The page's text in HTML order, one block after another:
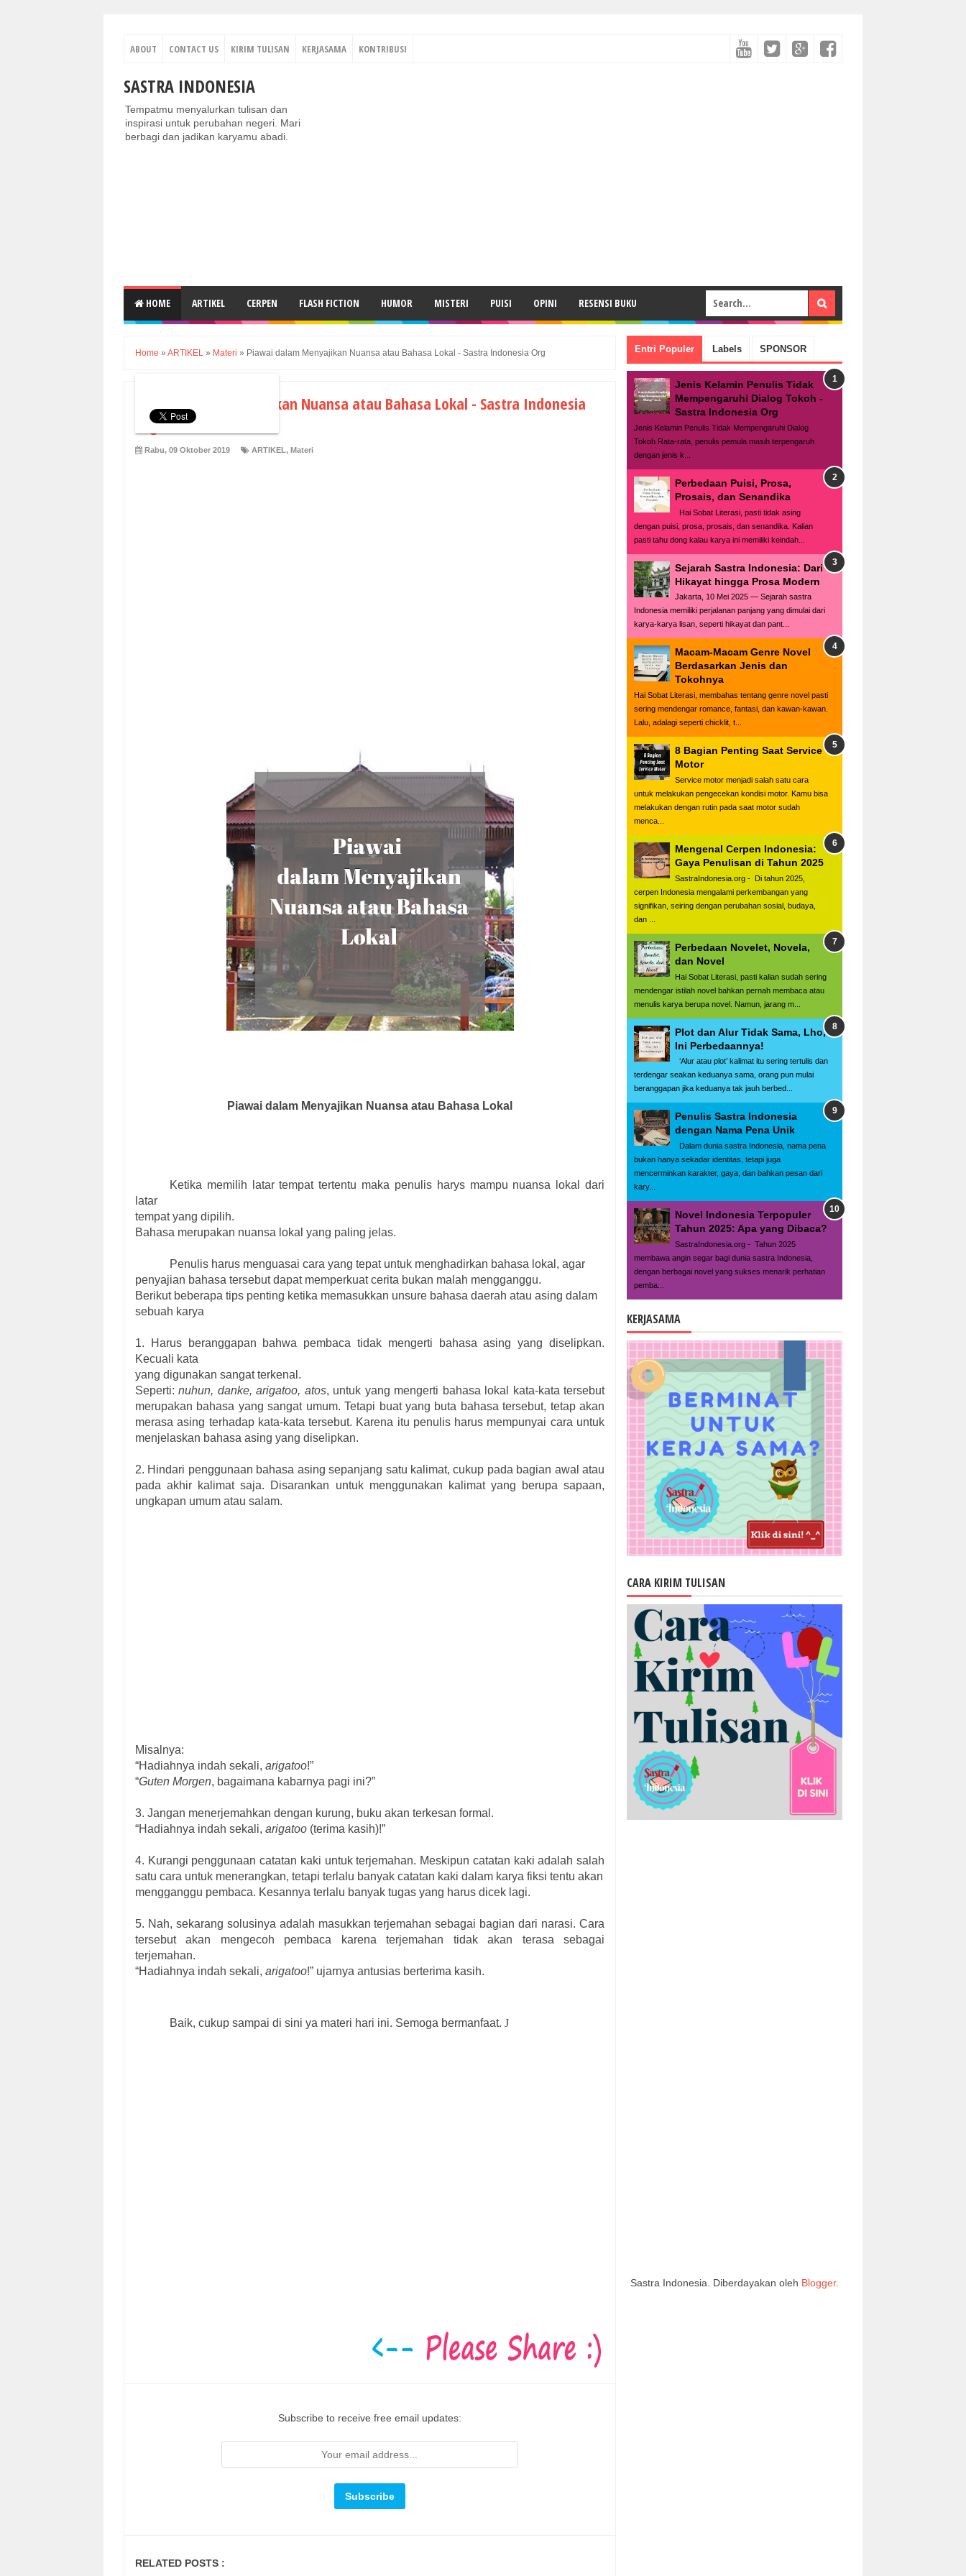
ABOUT CONTACT US KIRIM TULISAN KERJASAMA KONTRIBUSI
SASTRA INDONESIA
Tempatmu menyalurkan tulisan dan
inspirasi untuk perubahan negeri. Mari
berbagi dan jadikan karyamu abadi.
HOME ARTIKEL CERPEN FLASH FICTION HUMOR MISTERI PUISI OPINI RESENSI BUKU
Home » ARTIKEL » Materi » Piawai dalam Menyajikan Nuansa atau Bahasa Lokal - Sastra Indonesia Org
Piawai dalam Menyajikan Nuansa atau Bahasa Lokal - Sastra Indonesia
Org
Rabu, 09 Oktober 2019 ARTIKEL, Materi
Piawai dalam Menyajikan Nuansa atau Bahasa Lokal
Ketika memilih latar tempat tertentu maka penulis harys mampu nuansa lokal dari
latar
tempat yang dipilih.
Bahasa merupakan nuansa lokal yang paling jelas.
Penulis harus menguasai cara yang tepat untuk menghadirkan bahasa lokal, agar
penyajian bahasa tersebut dapat memperkuat cerita bukan malah mengganggu.
Berikut beberapa tips penting ketika memasukkan unsure bahasa daerah atau asing dalam
sebuah karya
1. Harus beranggapan bahwa pembaca tidak mengerti bahasa asing yang diselipkan.
Kecuali kata
yang digunakan sangat terkenal.
Seperti:nuhun, danke, arigatoo, atos, untuk yang mengerti bahasa lokal kata-kata tersebut
merupakan bahasa yang sangat umum. Tetapi buat yang buta bahasa tersebut, tetap akan
merasa asing terhadap kata-kata tersebut. Karena itu penulis harus mempunyai cara untuk
menjelaskan bahasa asing yang diselipkan.
2. Hindari penggunaan bahasa asing sepanjang satu kalimat, cukup pada bagian awal atau
pada akhir kalimat saja. Disarankan untuk menggunakan kalimat yang berupa sapaan,
ungkapan umum atau salam.
Misalnya:
“Hadiahnya indah sekali, arigatoo!”
“Guten Morgen, bagaimana kabarnya pagi ini?”
3. Jangan menerjemahkan dengan kurung, buku akan terkesan formal.
“Hadiahnya indah sekali, arigatoo (terima kasih)!”
4. Kurangi penggunaan catatan kaki untuk terjemahan. Meskipun catatan kaki adalah salah
satu cara untuk menerangkan, tetapi terlalu banyak catatan kaki dalam karya fiksi tentu akan
mengganggu pembaca. Kesannya terlalu banyak tugas yang harus dicek lagi.
5. Nah, sekarang solusinya adalah masukkan terjemahan sebagai bagian dari narasi. Cara
tersebut akan mengecoh pembaca karena terjemahan tidak akan terasa sebagai
terjemahan.
“Hadiahnya indah sekali, arigatoo!” ujarnya antusias berterima kasih.
Baik, cukup sampai di sini ya materi hari ini. Semoga bermanfaat. J
Subscribe to receive free email updates:
RELATED POSTS :
Entri Populer Labels SPONSOR
Jenis Kelamin Penulis Tidak
Mempengaruhi Dialog Tokoh -
Sastra Indonesia Org
Jenis Kelamin Penulis Tidak Mempengaruhi Dialog
Tokoh Rata-rata, penulis pemula masih terpengaruh
dengan jenis k...
Perbedaan Puisi, Prosa,
Prosais, dan Senandika
Hai Sobat Literasi, pasti tidak asing
dengan puisi, prosa, prosais, dan senandika. Kalian
pasti tahu dong kalau karya ini memiliki keindah...
Sejarah Sastra Indonesia: Dari
Hikayat hingga Prosa Modern
Jakarta, 10 Mei 2025 — Sejarah sastra
Indonesia memiliki perjalanan panjang yang dimulai dari
karya-karya lisan, seperti hikayat dan pant...
Macam-Macam Genre Novel
Berdasarkan Jenis dan
Tokohnya
Hai Sobat Literasi, membahas tentang genre novel pasti
sering mendengar romance, fantasi, dan kawan-kawan.
Lalu, adalagi seperti chicklit, t...
8 Bagian Penting Saat Service
Motor
Service motor menjadi salah satu cara
untuk melakukan pengecekan kondisi motor. Kamu bisa
melakukan dengan rutin pada saat motor sudah
menca...
Mengenal Cerpen Indonesia:
Gaya Penulisan di Tahun 2025
SastraIndonesia.org - Di tahun 2025,
cerpen Indonesia mengalami perkembangan yang
signifikan, seiring dengan perubahan sosial, budaya,
dan ...
Perbedaan Novelet, Novela,
dan Novel
Hai Sobat Literasi, pasti kalian sudah sering
mendengar istilah novel bahkan pernah membaca atau
menulis karya berupa novel. Namun, jarang m...
Plot dan Alur Tidak Sama, Lho,
Ini Perbedaannya!
‘Alur atau plot’ kalimat itu sering tertulis dan
terdengar seakan keduanya sama, orang pun mulai
beranggapan jika keduanya tak jauh berbed...
Penulis Sastra Indonesia
dengan Nama Pena Unik
Dalam dunia sastra Indonesia, nama pena
bukan hanya sekadar identitas, tetapi juga
mencerminkan karakter, gaya, dan bahkan pesan dari
kary...
Novel Indonesia Terpopuler
Tahun 2025: Apa yang Dibaca?
SastraIndonesia.org - Tahun 2025
membawa angin segar bagi dunia sastra Indonesia,
dengan berbagai novel yang sukses menarik perhatian
pemba...
KERJASAMA
CARA KIRIM TULISAN
Sastra Indonesia. Diberdayakan oleh Blogger.